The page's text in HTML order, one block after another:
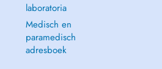
laboratoria
Medisch en
paramedisch
adresboek